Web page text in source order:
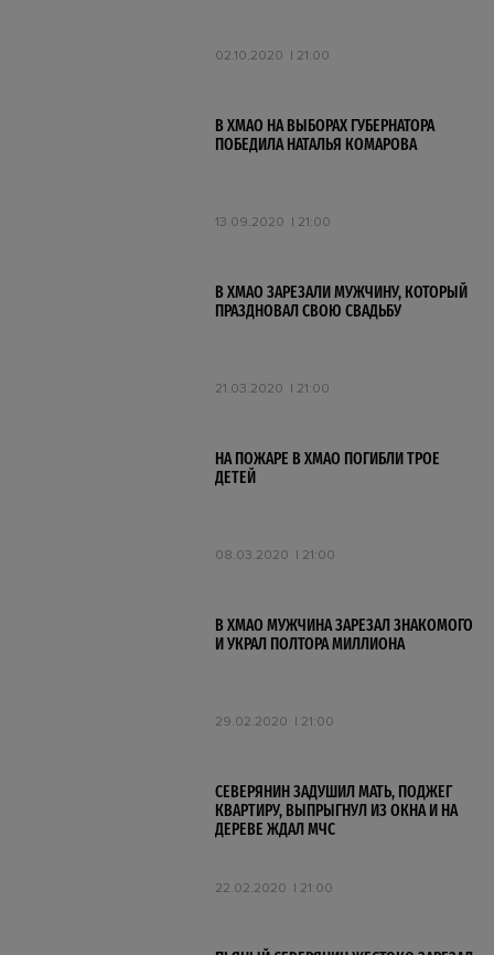
02.10.2020 21:00
В ХМАО НА ВЫБОРАХ ГУБЕРНАТОРА
ПОБЕДИЛА НАТАЛЬЯ КОМАРОВА
13.09.2020 21:00
В ХМАО ЗАРЕЗАЛИ МУЖЧИНУ, КОТОРЫЙ
ПРАЗДНОВАЛ СВОЮ СВАДЬБУ
21.03.2020 21:00
НА ПОЖАРЕ В ХМАО ПОГИБЛИ ТРОЕ
ДЕТЕЙ
08.03.2020 21:00
В ХМАО МУЖЧИНА ЗАРЕЗАЛ ЗНАКОМОГО
И УКРАЛ ПОЛТОРА МИЛЛИОНА
29.02.2020 21:00
СЕВЕРЯНИН ЗАДУШИЛ МАТЬ, ПОДЖЕГ
КВАРТИРУ, ВЫПРЫГНУЛ ИЗ ОКНА И НА
ДЕРЕВЕ ЖДАЛ МЧС
22.02.2020 21:00